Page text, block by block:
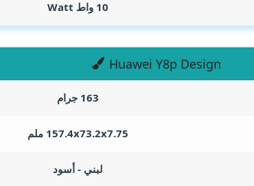
10 واط Watt
Huawei Y8p Design
163 جرام
157.4x73.2x7.75 ملم
لبني - أسود